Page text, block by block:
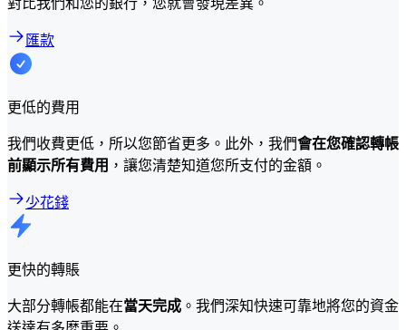
匯款
更低的費用
我們收費更低，所以您節省更多。此外，我們會在您確認轉帳
前顯示所有費用 ，讓您清楚知道您所支付的金額。
少花錢
更快的轉賬
大部分轉帳都能在當天完成 。我們深知快速可靠地將您的資金